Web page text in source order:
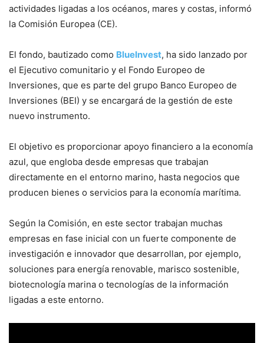
actividades ligadas a los océanos, mares y costas, informó
la Comisión Europea (CE).
El fondo, bautizado como BlueInvest, ha sido lanzado por
el Ejecutivo comunitario y el Fondo Europeo de
Inversiones, que es parte del grupo Banco Europeo de
Inversiones (BEI) y se encargará de la gestión de este
nuevo instrumento.
El objetivo es proporcionar apoyo financiero a la economía
azul, que engloba desde empresas que trabajan
directamente en el entorno marino, hasta negocios que
producen bienes o servicios para la economía marítima.
Según la Comisión, en este sector trabajan muchas
empresas en fase inicial con un fuerte componente de
investigación e innovador que desarrollan, por ejemplo,
soluciones para energía renovable, marisco sostenible,
biotecnología marina o tecnologías de la información
ligadas a este entorno.